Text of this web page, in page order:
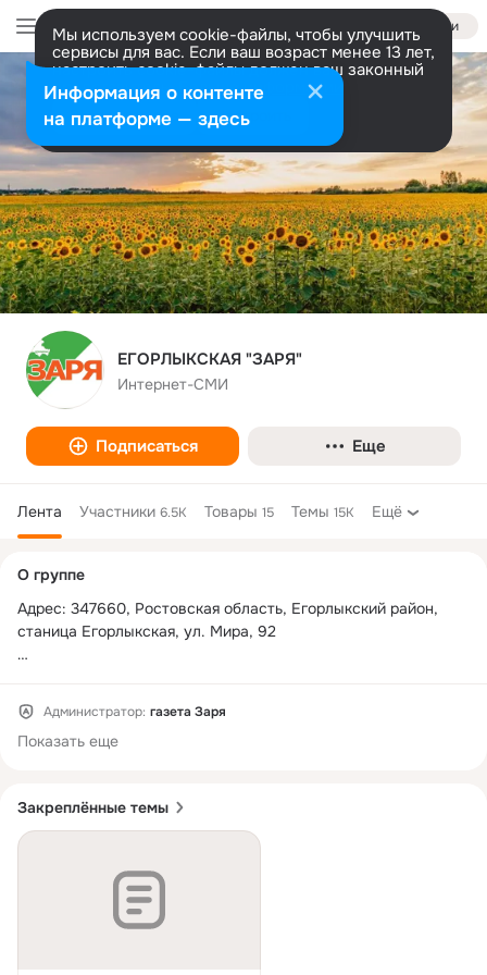
Войти
Мы используем cookie-файлы, чтобы улучшить
сервисы для вас. Если ваш возраст менее 13 лет,
настроить cookie-файлы должен ваш законный
представитель. Больше информации
Разрешить все Настроить
ЕГОРЛЫКСКАЯ "ЗАРЯ"
Интернет-СМИ
Подписаться Еще
Лента Участники 6.5K Товары 15 Темы 15K Ещё
Закреплённые темы
колонка
О группе
Адрес: 347660, Ростовская область, Егорлыкский район,
станица Егорлыкская, ул. Мира, 92
Тел.: 8 (86370) 22-7-43, 23-39-5
Администратор: газета Заря
Показать еще
Информация о контенте
на платформе — здесь